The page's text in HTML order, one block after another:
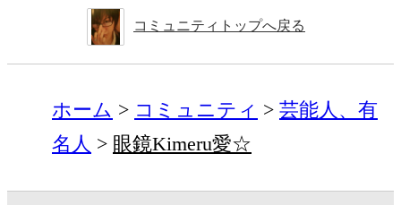
コミュニティトップへ戻る
ホーム コミュニティ
芸能人、有
名人
眼鏡Kimeru愛☆